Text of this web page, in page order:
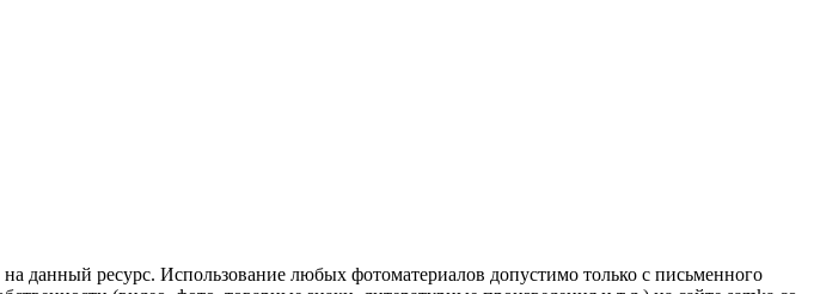
данный ресурс. Использование любых фотоматериалов допустимо только с письменного